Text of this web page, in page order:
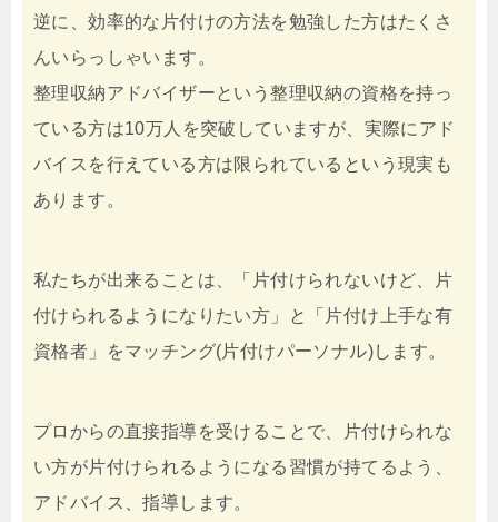
逆に、効率的な片付けの方法を勉強した方はたくさ
んいらっしゃいます。
整理収納アドバイザーという整理収納の資格を持っ
ている方は10万人を突破していますが、実際にアド
バイスを行えている方は限られているという現実も
あります。
私たちが出来ることは、「片付けられないけど、片
付けられるようになりたい方」と「片付け上手な有
資格者」をマッチング(片付けパーソナル)します。
プロからの直接指導を受けることで、片付けられな
い方が片付けられるようになる習慣が持てるよう、
アドバイス、指導します。